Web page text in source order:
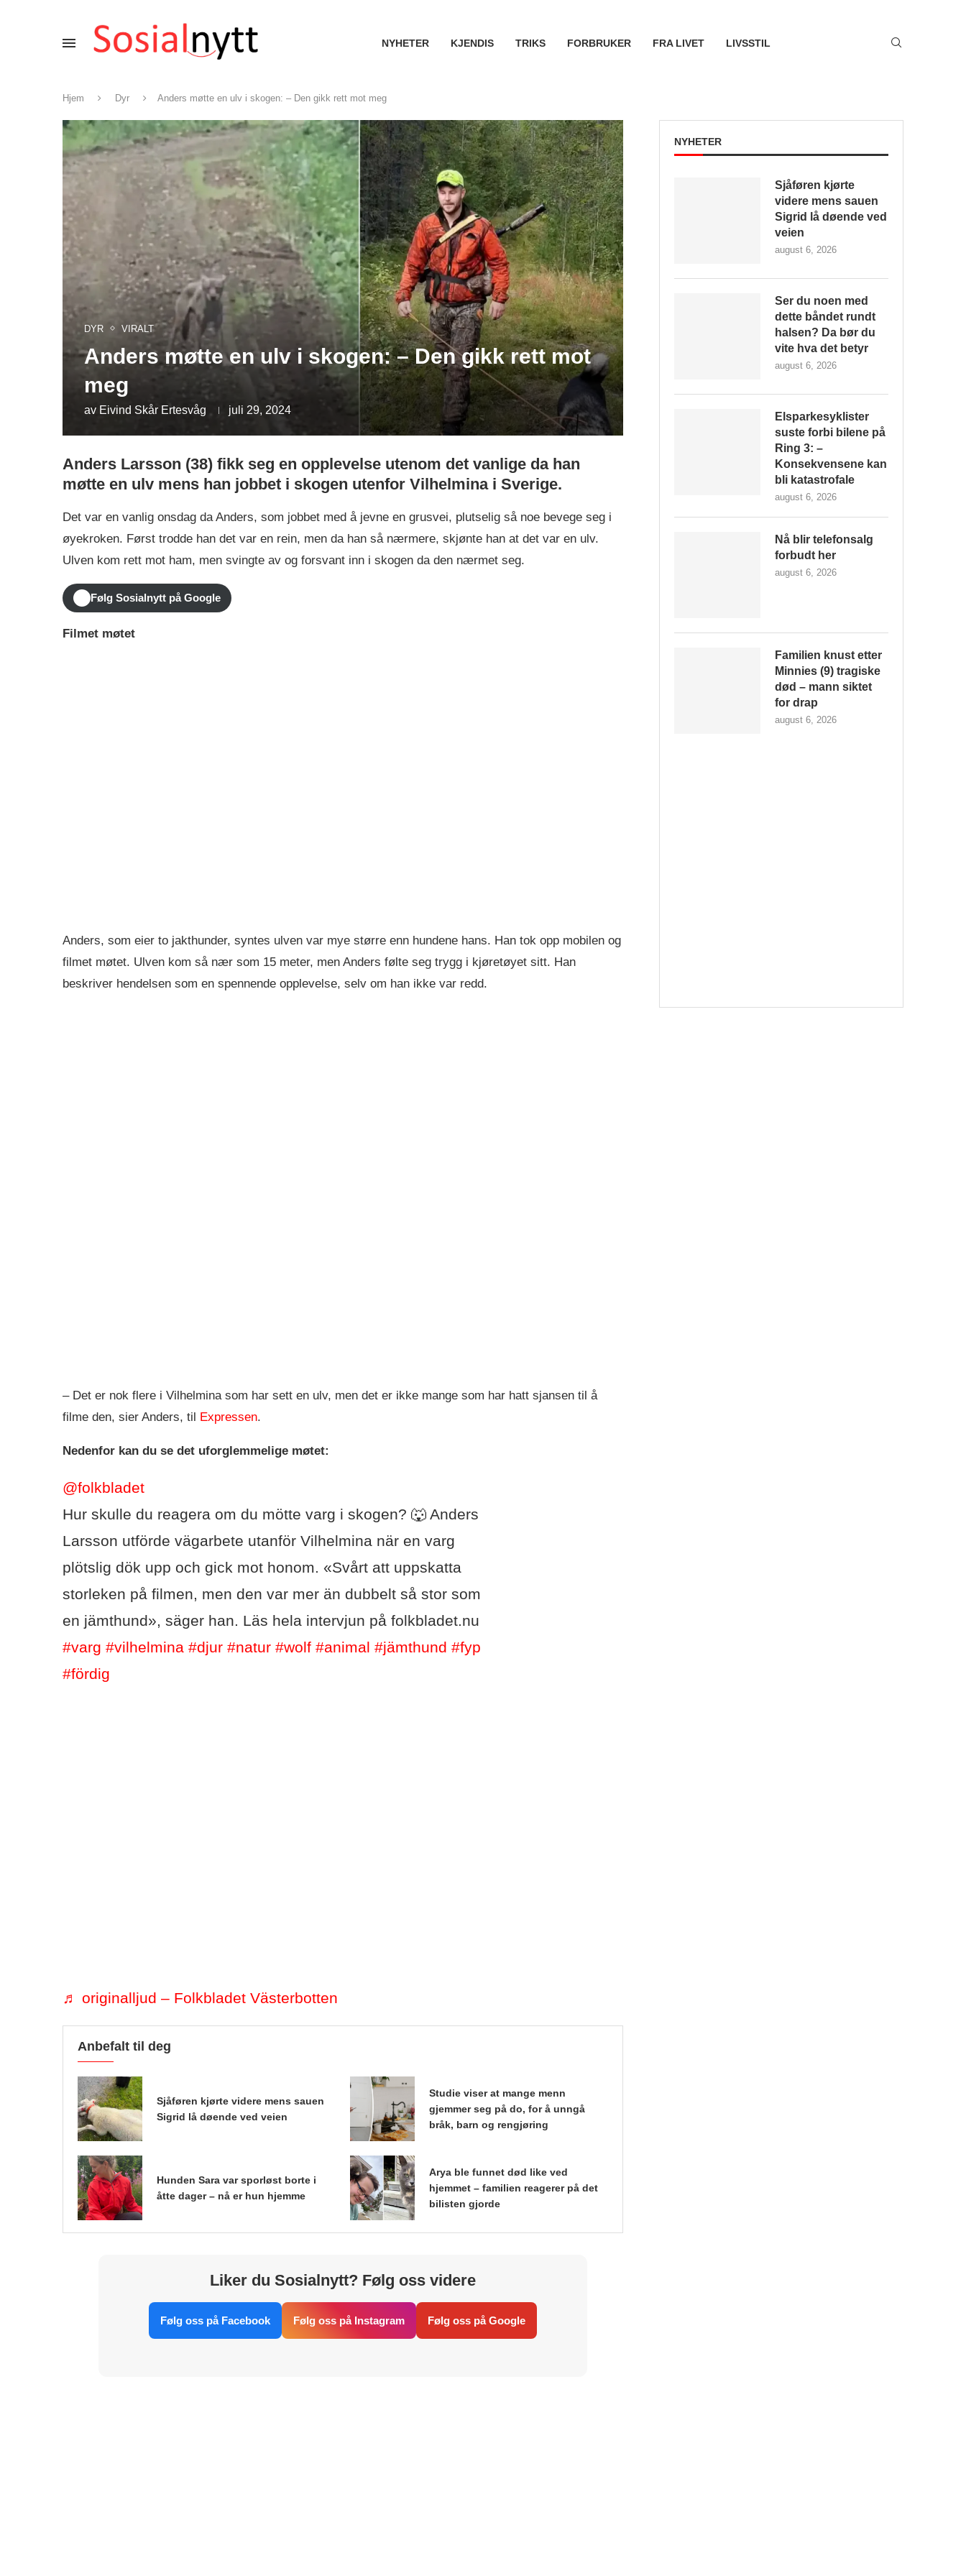
NYHETER KJENDIS TRIKS FORBRUKER FRA LIVET LIVSSTIL
Hjem Dyr Anders møtte en ulv i skogen: – Den gikk rett mot meg
DYR VIRALT
Anders møtte en ulv i skogen: – Den gikk rett mot
meg
av Eivind Skår Ertesvåg juli 29, 2024
Anders Larsson (38) fikk seg en opplevelse utenom det vanlige da han
møtte en ulv mens han jobbet i skogen utenfor Vilhelmina i Sverige.
Det var en vanlig onsdag da Anders, som jobbet med å jevne en grusvei, plutselig så noe bevege seg i
øyekroken. Først trodde han det var en rein, men da han så nærmere, skjønte han at det var en ulv.
Ulven kom rett mot ham, men svingte av og forsvant inn i skogen da den nærmet seg.
Følg Sosialnytt på Google
Filmet møtet
Anders, som eier to jakthunder, syntes ulven var mye større enn hundene hans. Han tok opp mobilen og
filmet møtet. Ulven kom så nær som 15 meter, men Anders følte seg trygg i kjøretøyet sitt. Han
beskriver hendelsen som en spennende opplevelse, selv om han ikke var redd.
– Det er nok flere i Vilhelmina som har sett en ulv, men det er ikke mange som har hatt sjansen til å
filme den, sier Anders, til Expressen.
Nedenfor kan du se det uforglemmelige møtet:
@folkbladet
Hur skulle du reagera om du mötte varg i skogen? 🐺 Anders
Larsson utförde vägarbete utanför Vilhelmina när en varg
plötslig dök upp och gick mot honom. «Svårt att uppskatta
storleken på filmen, men den var mer än dubbelt så stor som
en jämthund», säger han. Läs hela intervjun på folkbladet.nu
#varg #vilhelmina #djur #natur #wolf #animal #jämthund #fyp
#fördig
♬ originalljud – Folkbladet Västerbotten
Anbefalt til deg
Sjåføren kjørte videre mens sauen
Sigrid lå døende ved veien
Studie viser at mange menn
gjemmer seg på do, for å unngå
bråk, barn og rengjøring
Hunden Sara var sporløst borte i
åtte dager – nå er hun hjemme
Arya ble funnet død like ved
hjemmet – familien reagerer på det
bilisten gjorde
Liker du Sosialnytt? Følg oss videre
Følg oss på Facebook Følg oss på Instagram Følg oss på Google
NYHETER
Sjåføren kjørte
videre mens sauen
Sigrid lå døende ved
veien
august 6, 2026
Ser du noen med
dette båndet rundt
halsen? Da bør du
vite hva det betyr
august 6, 2026
Elsparkesyklister
suste forbi bilene på
Ring 3: –
Konsekvensene kan
bli katastrofale
august 6, 2026
Nå blir telefonsalg
forbudt her
august 6, 2026
Familien knust etter
Minnies (9) tragiske
død – mann siktet
for drap
august 6, 2026